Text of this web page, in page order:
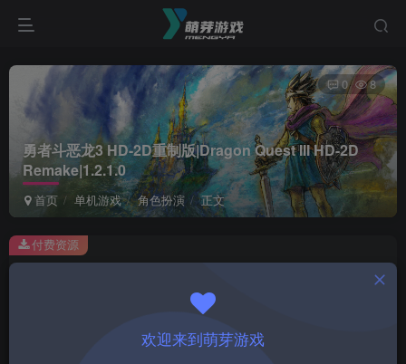
勇者斗恶龙3 HD-2D重制版|Dragon Quest III HD-2D
Remake|1.2.1.0
首页 单机游戏 角色扮演 正文
0 8
此内容为付费资源，请付费后查看
￥1
付费资源
欢迎来到萌芽游戏